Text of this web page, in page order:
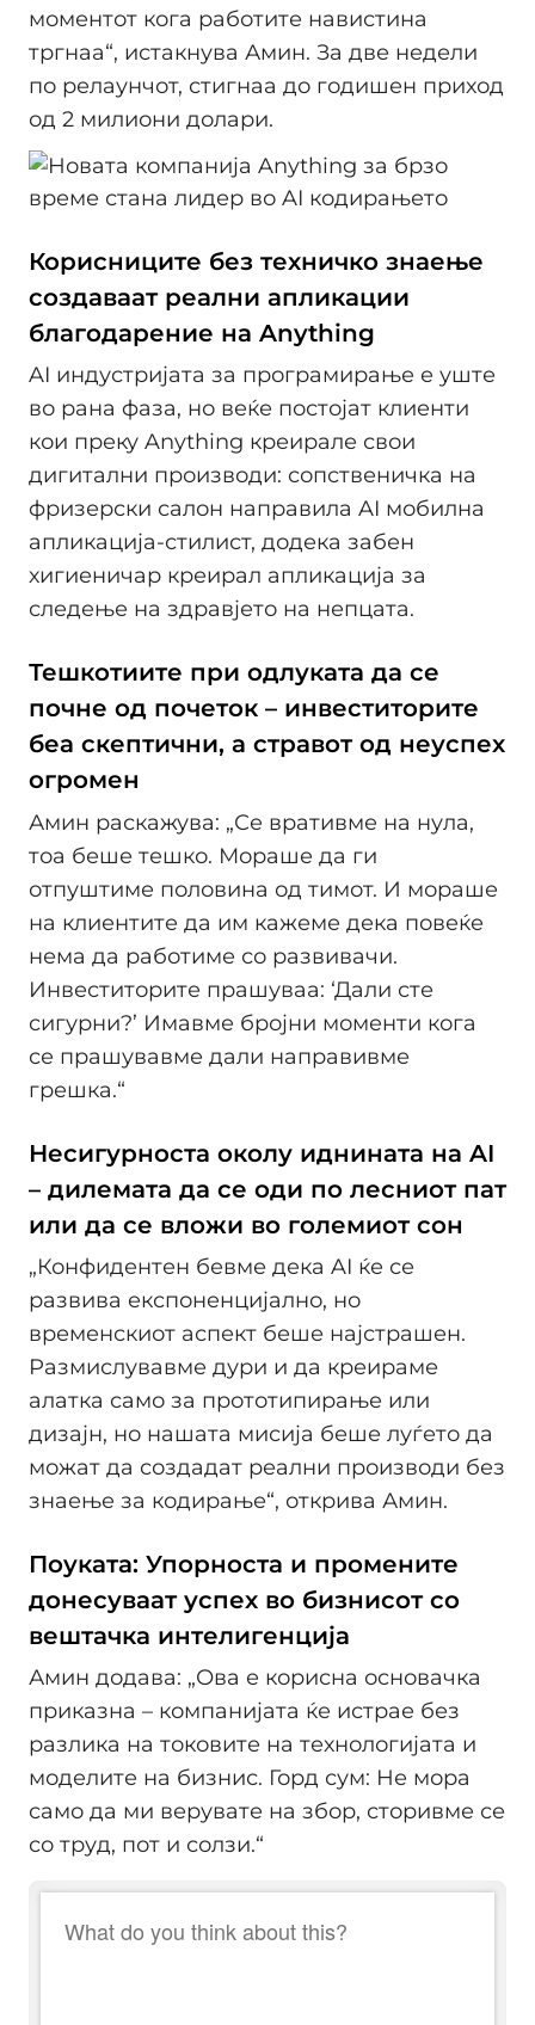
моментот кога работите навистина
тргнаа“, истакнува Амин. За две недели
по релаунчот, стигнаа до годишен приход
од 2 милиони долари.
Корисниците без техничко знаење
создаваат реални апликации
благодарение на Anything
AI индустријата за програмирање е уште
во рана фаза, но веќе постојат клиенти
кои преку Anything креирале свои
дигитални производи: сопственичка на
фризерски салон направила AI мобилна
апликација-стилист, додека забен
хигиеничар креирал апликација за
следење на здравјето на непцата.
Тешкотиите при одлуката да се
почне од почеток – инвеститорите
беа скептични, а стравот од неуспех
огромен
Амин раскажува: „Се вративме на нула,
тоа беше тешко. Мораше да ги
отпуштиме половина од тимот. И мораше
на клиентите да им кажеме дека повеќе
нема да работиме со развивачи.
Инвеститорите прашуваа: ‘Дали сте
сигурни?’ Имавме бројни моменти кога
се прашувавме дали направивме
грешка.“
Несигурноста околу иднината на AI
– дилемата да се оди по лесниот пат
или да се вложи во големиот сон
„Конфидентен бевме дека AI ќе се
развива експоненцијално, но
временскиот аспект беше најстрашен.
Размислувавме дури и да креираме
алатка само за прототипирање или
дизајн, но нашата мисија беше луѓето да
можат да создадат реални производи без
знаење за кодирање“, открива Амин.
Поуката: Упорноста и промените
донесуваат успех во бизнисот со
вештачка интелигенција
Амин додава: „Ова е корисна основачка
приказна – компанијата ќе истрае без
разлика на токовите на технологијата и
моделите на бизнис. Горд сум: Не мора
само да ми верувате на збор, сторивме се
со труд, пот и солзи.“